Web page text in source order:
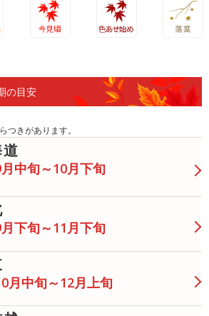
の目安
きがあります。
中旬～10月下旬
下旬～11月下旬
月中旬～12月上旬